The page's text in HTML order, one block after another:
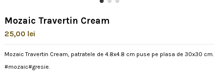
Mozaic Travertin Cream
25,00 lei
Mozaic Travertin Cream, patratele de 4.8x4.8 cm puse pe plasa de 30x30 cm.
#mozaic#gresie.